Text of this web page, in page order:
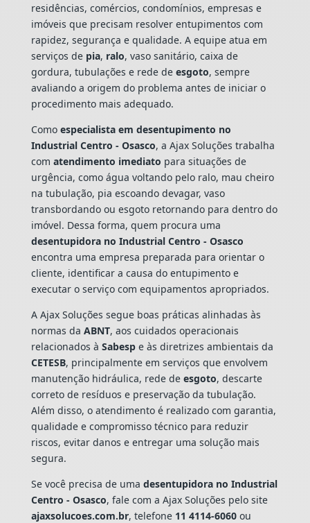
residências, comércios, condomínios, empresas e
imóveis que precisam resolver entupimentos com
rapidez, segurança e qualidade. A equipe atua em
serviços de pia, ralo, vaso sanitário, caixa de
gordura, tubulações e rede de esgoto, sempre
avaliando a origem do problema antes de iniciar o
procedimento mais adequado.
Como especialista em desentupimento no
Industrial Centro - Osasco, a Ajax Soluções trabalha
com atendimento imediato para situações de
urgência, como água voltando pelo ralo, mau cheiro
na tubulação, pia escoando devagar, vaso
transbordando ou esgoto retornando para dentro do
imóvel. Dessa forma, quem procura uma
desentupidora no Industrial Centro - Osasco
encontra uma empresa preparada para orientar o
cliente, identificar a causa do entupimento e
executar o serviço com equipamentos apropriados.
A Ajax Soluções segue boas práticas alinhadas às
normas da ABNT, aos cuidados operacionais
relacionados à Sabespe às diretrizes ambientais da
CETESB, principalmente em serviços que envolvem
manutenção hidráulica, rede de esgoto, descarte
correto de resíduos e preservação da tubulação.
Além disso, o atendimento é realizado com garantia,
qualidade e compromisso técnico para reduzir
riscos, evitar danos e entregar uma solução mais
segura.
Se você precisa de uma desentupidora no Industrial
Centro - Osasco, fale com a Ajax Soluções pelo site
ajaxsolucoes.com.br, telefone 11 4114-6060ou